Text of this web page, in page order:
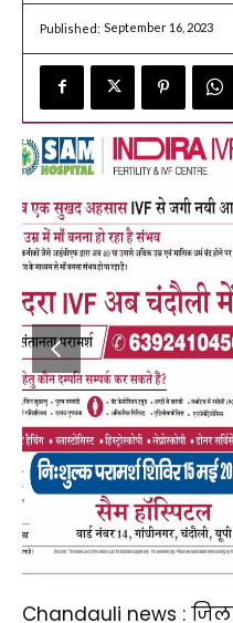
Published: September 16, 2023
Chandauli news :